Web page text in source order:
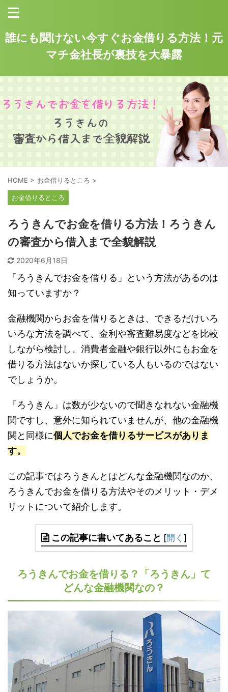
誰にも聞けない今すぐお金借りる方法！元
マチ金社長が裏技を大暴露
HOME > お金借りるところ >
お金借りるところ
ろうきんでお金を借りる方法！ろうきん
の審査から借入まで全貌解説
2020年6月18日
「ろうきんでお金を借りる」という方法があるのは
知っていますか？
金融機関からお金を借りるときは、できるだけいろ
いろな方法を調べて、金利や審査難易度などを比較
しながら検討し、消費者金融や銀行以外にもお金を
借りる方法はないか探している人もいるのではない
でしょうか。
「ろうきん」は数が少ないので聞きなれない金融機
関ですし、意外に知られていませんが、他の金融機
関と同様に個人でお金を借りるサービスがありま
す。
この記事ではろうきんとはどんな金融機関なのか、
ろうきんでお金を借りる方法やそのメリット・デメ
リットについて紹介します。
この記事に書いてあること [開く ]
ろうきんでお金を借りる？「ろうきん」て
どんな金融機関なの？